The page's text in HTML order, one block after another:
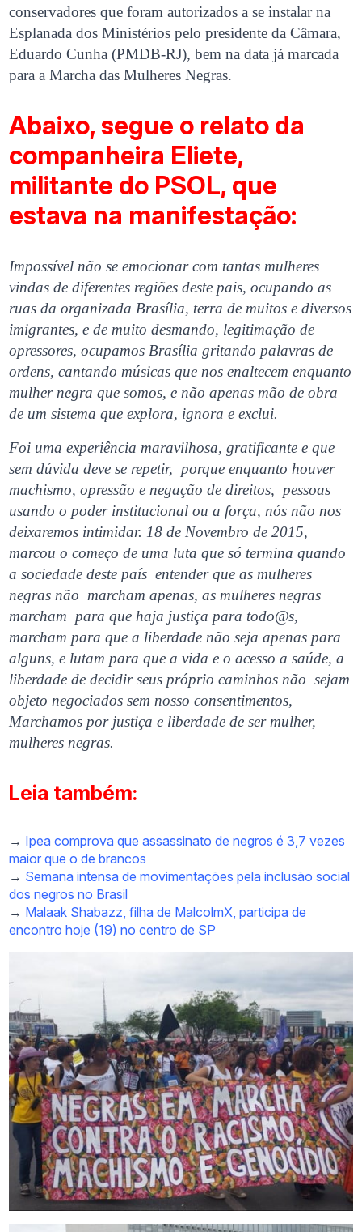
conservadores que foram autorizados a se instalar na
Esplanada dos Ministérios pelo presidente da Câmara,
Eduardo Cunha (PMDB-RJ), bem na data já marcada
para a Marcha das Mulheres Negras.
Abaixo, segue o relato da
companheira Eliete,
militante do PSOL, que
estava na manifestação:
Impossível não se emocionar com tantas mulheres
vindas de diferentes regiões deste pais, ocupando as
ruas da organizada Brasília, terra de muitos e diversos
imigrantes, e de muito desmando, legitimação de
opressores, ocupamos Brasília gritando palavras de
ordens, cantando músicas que nos enaltecem enquanto
mulher negra que somos, e não apenas mão de obra
de um sistema que explora, ignora e exclui.
Foi uma experiência maravilhosa, gratificante e que
sem dúvida deve se repetir, porque enquanto houver
machismo, opressão e negação de direitos, pessoas
usando o poder institucional ou a força, nós não nos
deixaremos intimidar. 18 de Novembro de 2015,
marcou o começo de uma luta que só termina quando
a sociedade deste país entender que as mulheres
negras não marcham apenas, as mulheres negras
marcham para que haja justiça para todo@s,
marcham para que a liberdade não seja apenas para
alguns, e lutam para que a vida e o acesso a saúde, a
liberdade de decidir seus próprio caminhos não sejam
objeto negociados sem nosso consentimentos,
Marchamos por justiça e liberdade de ser mulher,
mulheres negras.
Leia também:
→ Ipea comprova que assassinato de negros é 3,7 vezes
maior que o de brancos
→ Semana intensa de movimentações pela inclusão social
dos negros no Brasil
→ Malaak Shabazz, filha de MalcolmX, participa de
encontro hoje (19) no centro de SP